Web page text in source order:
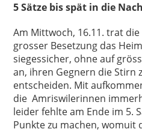
5 Sätze bis spät in die
Am Mittwoch, 16.11. trat
grosser Besetzung das
siegessicher, ohne auf
an, ihren Gegnern die Stirn
entscheiden. Mit
die Amriswilerinnen
leider fehlte am Ende im 5.
Punkte zu machen,